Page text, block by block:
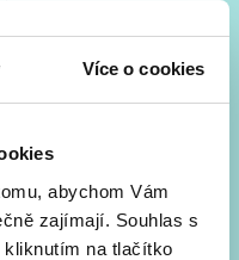
Více o cookies
abychom Vám
zajímají. Souhlas s
na tlačítko
rovnou do mailu!
a další.